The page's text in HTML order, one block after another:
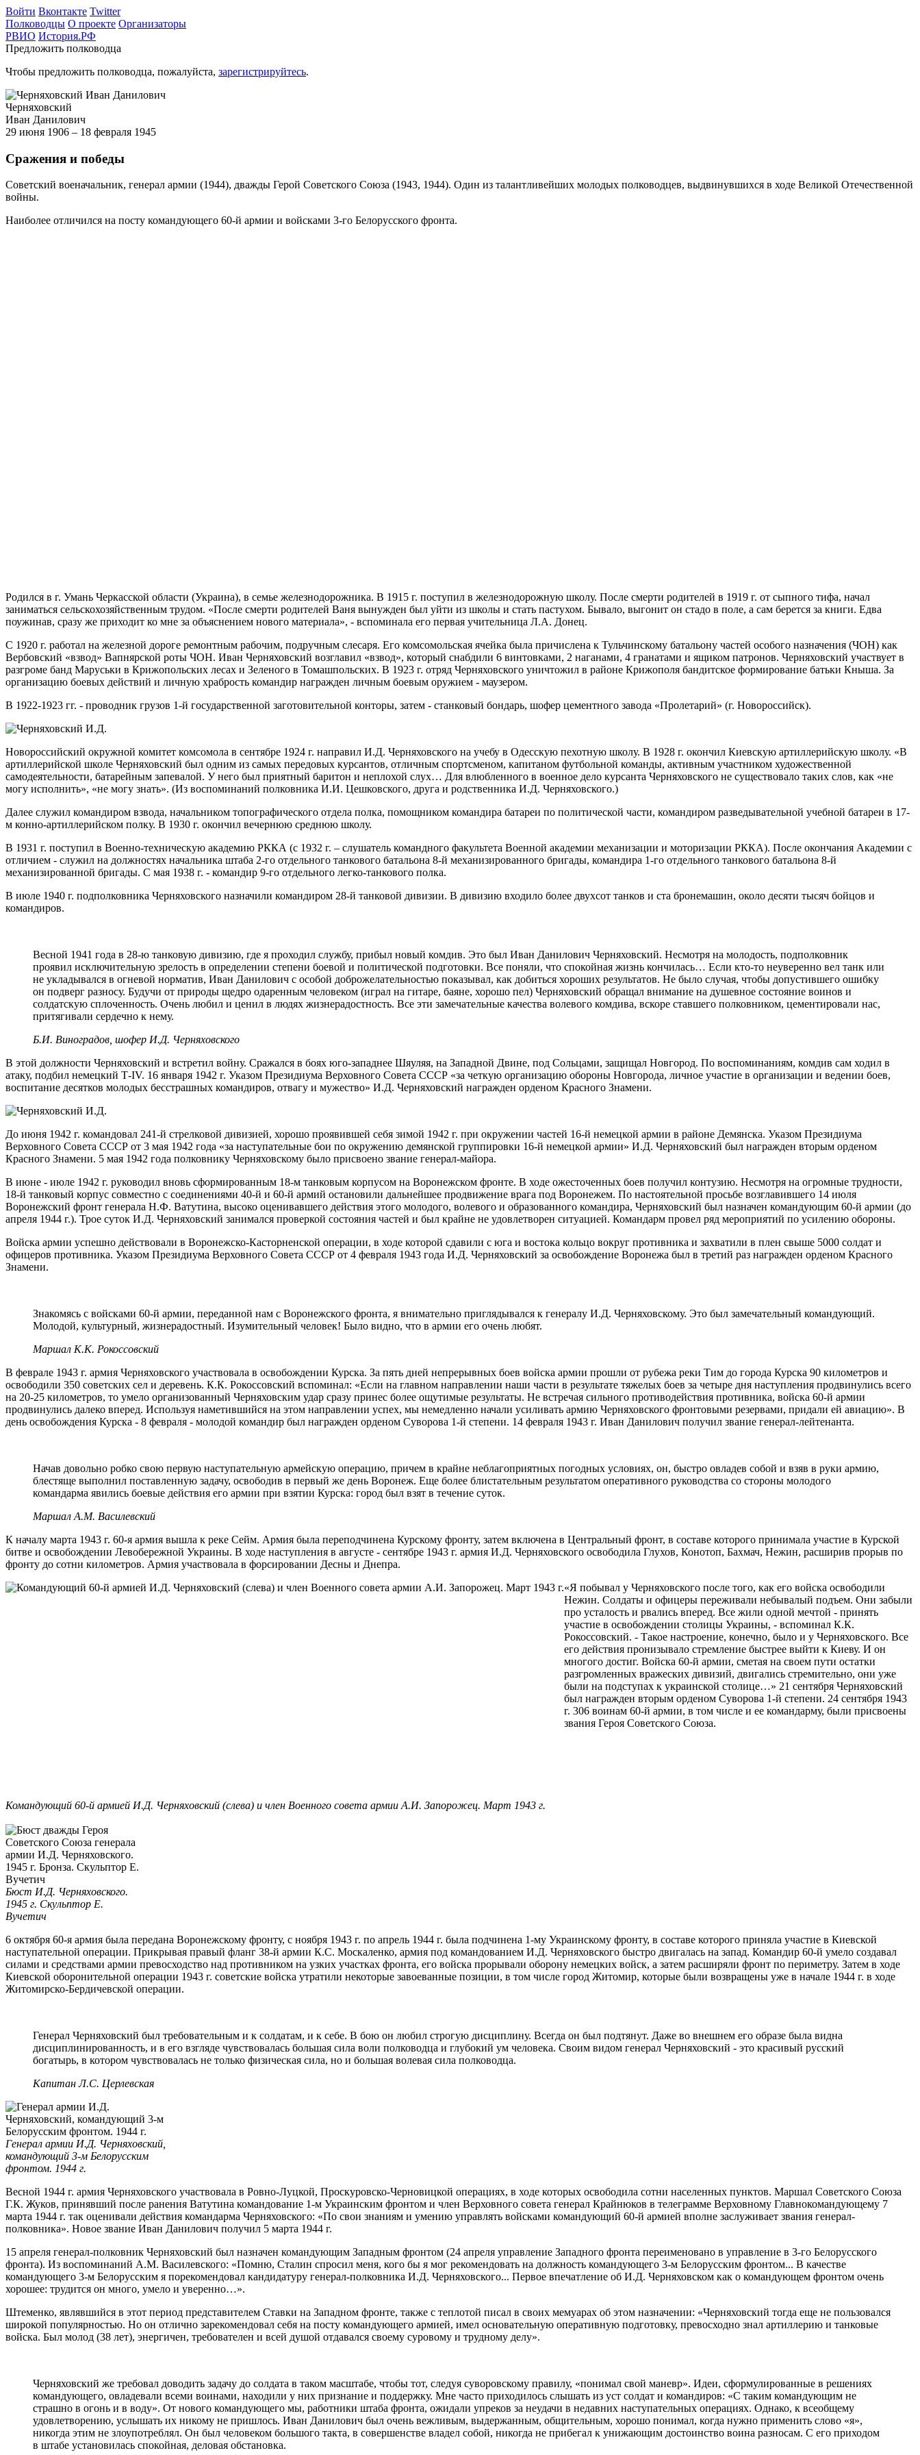
Войти Вконтакте Twitter
Полководцы О проекте Организаторы
РВИО История.РФ
Предложить полководца
Чтобы предложить полководца, пожалуйста, зарегистрируйтесь.
Черняховский
Иван Данилович
29 июня 1906 – 18 февраля 1945
Сражения и победы
Советский военачальник, генерал армии (1944), дважды Герой Советского Союза (1943, 1944). Один из талантливейших молодых полководцев, выдвинувшихся в ходе Великой Отечественной
войны.
Наиболее отличился на посту командующего 60-й армии и войсками 3-го Белорусского фронта.
Родился в г. Умань Черкасской области (Украина), в семье железнодорожника. В 1915 г. поступил в железнодорожную школу. После смерти родителей в 1919 г. от сыпного тифа, начал
заниматься сельскохозяйственным трудом. «После смерти родителей Ваня вынужден был уйти из школы и стать пастухом. Бывало, выгонит он стадо в поле, а сам берется за книги. Едва
поужинав, сразу же приходит ко мне за объяснением нового материала», - вспоминала его первая учительница Л.А. Донец.
С 1920 г. работал на железной дороге ремонтным рабочим, подручным слесаря. Его комсомольская ячейка была причислена к Тульчинскому батальону частей особого назначения (ЧОН) как
Вербовский «взвод» Вапнярской роты ЧОН. Иван Черняховский возглавил «взвод», который снабдили 6 винтовками, 2 наганами, 4 гранатами и ящиком патронов. Черняховский участвует в
разгроме банд Маруськи в Крижопольских лесах и Зеленого в Томашпольских. В 1923 г. отряд Черняховского уничтожил в районе Крижополя бандитское формирование батьки Кныша. За
организацию боевых действий и личную храбрость командир награжден личным боевым оружием - маузером.
В 1922-1923 гг. - проводник грузов 1-й государственной заготовительной конторы, затем - станковый бондарь, шофер цементного завода «Пролетарий» (г. Новороссийск).
Новороссийский окружной комитет комсомола в сентябре 1924 г. направил И.Д. Черняховского на учебу в Одесскую пехотную школу. В 1928 г. окончил Киевскую артиллерийскую школу. «В
артиллерийской школе Черняховский был одним из самых передовых курсантов, отличным спортсменом, капитаном футбольной команды, активным участником художественной
самодеятельности, батарейным запевалой. У него был приятный баритон и неплохой слух… Для влюбленного в военное дело курсанта Черняховского не существовало таких слов, как «не
могу исполнить», «не могу знать». (Из воспоминаний полковника И.И. Цешковского, друга и родственника И.Д. Черняховского.)
Далее служил командиром взвода, начальником топографического отдела полка, помощником командира батареи по политической части, командиром разведывательной учебной батареи в 17-
м конно-артиллерийском полку. В 1930 г. окончил вечернюю среднюю школу.
В 1931 г. поступил в Военно-техническую академию РККА (с 1932 г. – слушатель командного факультета Военной академии механизации и моторизации РККА). После окончания Академии с
отличием - служил на должностях начальника штаба 2-го отдельного танкового батальона 8-й механизированного бригады, командира 1-го отдельного танкового батальона 8-й
механизированной бригады. С мая 1938 г. - командир 9-го отдельного легко-танкового полка.
В июле 1940 г. подполковника Черняховского назначили командиром 28-й танковой дивизии. В дивизию входило более двухсот танков и ста бронемашин, около десяти тысяч бойцов и
командиров.
Весной 1941 года в 28-ю танковую дивизию, где я проходил службу, прибыл новый комдив. Это был Иван Данилович Черняховский. Несмотря на молодость, подполковник
проявил исключительную зрелость в определении степени боевой и политической подготовки. Все поняли, что спокойная жизнь кончилась… Если кто-то неуверенно вел танк или
не укладывался в огневой норматив, Иван Данилович с особой доброжелательностью показывал, как добиться хороших результатов. Не было случая, чтобы допустившего ошибку
он подверг разносу. Будучи от природы щедро одаренным человеком (играл на гитаре, баяне, хорошо пел) Черняховский обращал внимание на душевное состояние воинов и
солдатскую сплоченность. Очень любил и ценил в людях жизнерадостность. Все эти замечательные качества волевого комдива, вскоре ставшего полковником, цементировали нас,
притягивали сердечно к нему.
Б.И. Виноградов, шофер И.Д. Черняховского
В этой должности Черняховский и встретил войну. Сражался в боях юго-западнее Шяуляя, на Западной Двине, под Сольцами, защищал Новгород. По воспоминаниям, комдив сам ходил в
атаку, подбил немецкий Т-IV. 16 января 1942 г. Указом Президиума Верховного Совета СССР «за четкую организацию обороны Новгорода, личное участие в организации и ведении боев,
воспитание десятков молодых бесстрашных командиров, отвагу и мужество» И.Д. Черняховский награжден орденом Красного Знамени.
До июня 1942 г. командовал 241-й стрелковой дивизией, хорошо проявившей себя зимой 1942 г. при окружении частей 16-й немецкой армии в районе Демянска. Указом Президиума
Верховного Совета СССР от 3 мая 1942 года «за наступательные бои по окружению демянской группировки 16-й немецкой армии» И.Д. Черняховский был награжден вторым орденом
Красного Знамени. 5 мая 1942 года полковнику Черняховскому было присвоено звание генерал-майора.
В июне - июле 1942 г. руководил вновь сформированным 18-м танковым корпусом на Воронежском фронте. В ходе ожесточенных боев получил контузию. Несмотря на огромные трудности,
18-й танковый корпус совместно с соединениями 40-й и 60-й армий остановили дальнейшее продвижение врага под Воронежем. По настоятельной просьбе возглавившего 14 июля
Воронежский фронт генерала Н.Ф. Ватутина, высоко оценивавшего действия этого молодого, волевого и образованного командира, Черняховский был назначен командующим 60-й армии (до
апреля 1944 г.). Трое суток И.Д. Черняховский занимался проверкой состояния частей и был крайне не удовлетворен ситуацией. Командарм провел ряд мероприятий по усилению обороны.
Войска армии успешно действовали в Воронежско-Касторненской операции, в ходе которой сдавили с юга и востока кольцо вокруг противника и захватили в плен свыше 5000 солдат и
офицеров противника. Указом Президиума Верховного Совета СССР от 4 февраля 1943 года И.Д. Черняховский за освобождение Воронежа был в третий раз награжден орденом Красного
Знамени.
Знакомясь с войсками 60-й армии, переданной нам с Воронежского фронта, я внимательно приглядывался к генералу И.Д. Черняховскому. Это был замечательный командующий.
Молодой, культурный, жизнерадостный. Изумительный человек! Было видно, что в армии его очень любят.
Маршал К.К. Рокоссовский
В феврале 1943 г. армия Черняховского участвовала в освобождении Курска. За пять дней непрерывных боев войска армии прошли от рубежа реки Тим до города Курска 90 километров и
освободили 350 советских сел и деревень. К.К. Рокоссовский вспоминал: «Если на главном направлении наши части в результате тяжелых боев за четыре дня наступления продвинулись всего
на 20-25 километров, то умело организованный Черняховским удар сразу принес более ощутимые результаты. Не встречая сильного противодействия противника, войска 60-й армии
продвинулись далеко вперед. Используя наметившийся на этом направлении успех, мы немедленно начали усиливать армию Черняховского фронтовыми резервами, придали ей авиацию». В
день освобождения Курска - 8 февраля - молодой командир был награжден орденом Суворова 1-й степени. 14 февраля 1943 г. Иван Данилович получил звание генерал-лейтенанта.
Начав довольно робко свою первую наступательную армейскую операцию, причем в крайне неблагоприятных погодных условиях, он, быстро овладев собой и взяв в руки армию,
блестяще выполнил поставленную задачу, освободив в первый же день Воронеж. Еще более блистательным результатом оперативного руководства со стороны молодого
командарма явились боевые действия его армии при взятии Курска: город был взят в течение суток.
Маршал А.М. Василевский
К началу марта 1943 г. 60-я армия вышла к реке Сейм. Армия была переподчинена Курскому фронту, затем включена в Центральный фронт, в составе которого принимала участие в Курской
битве и освобождении Левобережной Украины. В ходе наступления в августе - сентябре 1943 г. армия И.Д. Черняховского освободила Глухов, Конотоп, Бахмач, Нежин, расширив прорыв по
фронту до сотни километров. Армия участвовала в форсировании Десны и Днепра.
Командующий 60-й армией И.Д. Черняховский (слева) и член Военного совета армии А.И. Запорожец. Март 1943 г.
«Я побывал у Черняховского после того, как его войска освободили
Нежин. Солдаты и офицеры переживали небывалый подъем. Они забыли
про усталость и рвались вперед. Все жили одной мечтой - принять
участие в освобождении столицы Украины, - вспоминал К.К.
Рокоссовский. - Такое настроение, конечно, было и у Черняховского. Все
его действия пронизывало стремление быстрее выйти к Киеву. И он
многого достиг. Войска 60-й армии, сметая на своем пути остатки
разгромленных вражеских дивизий, двигались стремительно, они уже
были на подступах к украинской столице…» 21 сентября Черняховский
был награжден вторым орденом Суворова 1-й степени. 24 сентября 1943
г. 306 воинам 60-й армии, в том числе и ее командарму, были присвоены
звания Героя Советского Союза.
Бюст И.Д. Черняховского.
1945 г. Скульптор Е.
Вучетич
6 октября 60-я армия была передана Воронежскому фронту, с ноября 1943 г. по апрель 1944 г. была подчинена 1-му Украинскому фронту, в составе которого приняла участие в Киевской
наступательной операции. Прикрывая правый фланг 38-й армии К.С. Москаленко, армия под командованием И.Д. Черняховского быстро двигалась на запад. Командир 60-й умело создавал
силами и средствами армии превосходство над противником на узких участках фронта, его войска прорывали оборону немецких войск, а затем расширяли фронт по периметру. Затем в ходе
Киевской оборонительной операции 1943 г. советские войска утратили некоторые завоеванные позиции, в том числе город Житомир, которые были возвращены уже в начале 1944 г. в ходе
Житомирско-Бердичевской операции.
Генерал Черняховский был требовательным и к солдатам, и к себе. В бою он любил строгую дисциплину. Всегда он был подтянут. Даже во внешнем его образе была видна
дисциплинированность, и в его взгляде чувствовалась большая сила воли полководца и глубокий ум человека. Своим видом генерал Черняховский - это красивый русский
богатырь, в котором чувствовалась не только физическая сила, но и большая волевая сила полководца.
Капитан Л.С. Церлевская
Генерал армии И.Д. Черняховский,
командующий 3-м Белорусским
фронтом. 1944 г.
Весной 1944 г. армия Черняховского участвовала в Ровно-Луцкой, Проскуровско-Черновицкой операциях, в ходе которых освободила сотни населенных пунктов. Маршал Советского Союза
Г.К. Жуков, принявший после ранения Ватутина командование 1-м Украинским фронтом и член Верховного совета генерал Крайнюков в телеграмме Верховному Главнокомандующему 7
марта 1944 г. так оценивали действия командарма Черняховского: «По свои знаниям и умению управлять войсками командующий 60-й армией вполне заслуживает звания генерал-
полковника». Новое звание Иван Данилович получил 5 марта 1944 г.
15 апреля генерал-полковник Черняховский был назначен командующим Западным фронтом (24 апреля управление Западного фронта переименовано в управление в 3-го Белорусского
фронта). Из воспоминаний А.М. Василевского: «Помню, Сталин спросил меня, кого бы я мог рекомендовать на должность командующего 3-м Белорусским фронтом... В качестве
командующего 3-м Белорусским я порекомендовал кандидатуру генерал-полковника И.Д. Черняховского... Первое впечатление об И.Д. Черняховском как о командующем фронтом очень
хорошее: трудится он много, умело и уверенно…».
Штеменко, являвшийся в этот период представителем Ставки на Западном фронте, также с теплотой писал в своих мемуарах об этом назначении: «Черняховский тогда еще не пользовался
широкой популярностью. Но он отлично зарекомендовал себя на посту командующего армией, имел основательную оперативную подготовку, превосходно знал артиллерию и танковые
войска. Был молод (38 лет), энергичен, требователен и всей душой отдавался своему суровому и трудному делу».
Черняховский же требовал доводить задачу до солдата в таком масштабе, чтобы тот, следуя суворовскому правилу, «понимал свой маневр». Идеи, сформулированные в решениях
командующего, овладевали всеми воинами, находили у них признание и поддержку. Мне часто приходилось слышать из уст солдат и командиров: «С таким командующим не
страшно в огонь и в воду». От нового командующего мы, работники штаба фронта, ожидали упреков за неудачи в недавних наступательных операциях. Однако, к всеобщему
удовлетворению, услышать их никому не пришлось. Иван Данилович был очень вежливым, выдержанным, общительным, хорошо понимал, когда нужно применить слово «я»,
никогда этим не злоупотреблял. Он был человеком большого такта, в совершенстве владел собой, никогда не прибегал к унижающим достоинство воина разносам. С его приходом
в штабе установилась спокойная, деловая обстановка.